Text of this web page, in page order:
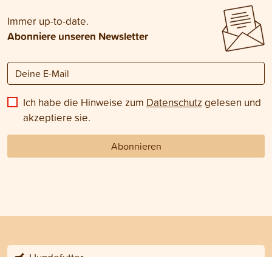
Immer up-to-date.
Abonniere unseren Newsletter
Ich habe die Hinweise zum Datenschutz gelesen und
akzeptiere sie.
Abonnieren